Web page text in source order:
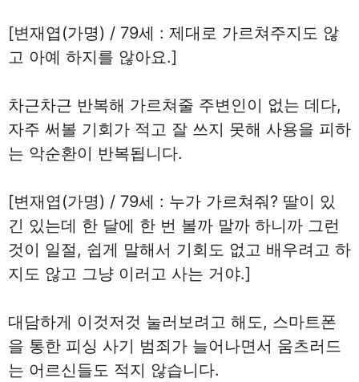
[변재엽(가명) / 79세 : 제대로 가르쳐주지도 않
고 아예 하지를 않아요.]
차근차근 반복해 가르쳐줄 주변인이 없는 데다,
자주 써볼 기회가 적고 잘 쓰지 못해 사용을 피하
는 악순환이 반복됩니다.
[변재엽(가명) / 79세 : 누가 가르쳐줘? 딸이 있
긴 있는데 한 달에 한 번 볼까 말까 하니까 그런
것이 일절, 쉽게 말해서 기회도 없고 배우려고 하
지도 않고 그냥 이러고 사는 거야.]
대담하게 이것저것 눌러보려고 해도, 스마트폰
을 통한 피싱 사기 범죄가 늘어나면서 움츠러드
는 어르신들도 적지 않습니다.